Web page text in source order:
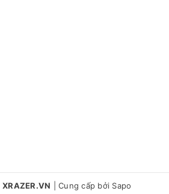
XRAZER.VN Cung cấp bởi Sapo